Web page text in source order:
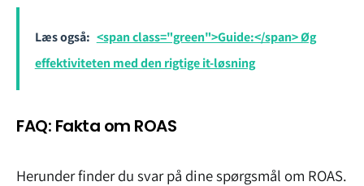
Læs også: <span class="green">Guide:</span> Øg
effektiviteten med den rigtige it-løsning
FAQ: Fakta om ROAS
Herunder finder du svar på dine spørgsmål om ROAS.